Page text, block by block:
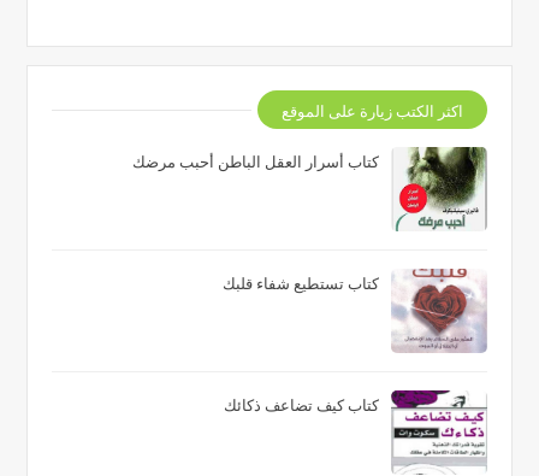
اكثر الكتب زيارة على الموقع
كتاب أسرار العقل الباطن أحبب مرضك
كتاب تستطيع شفاء قلبك
كتاب كيف تضاعف ذكائك